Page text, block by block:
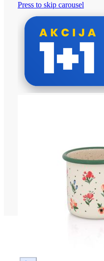
Press to skip carousel